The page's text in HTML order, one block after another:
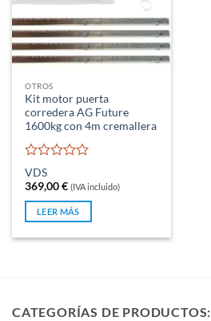
OTROS
Kit motor puerta
corredera AG Future
1600kg con 4m cremallera
Valorado
con
0
de
5
VDS
369,00€ (IVA incluido)
LEER MÁS
CATEGORÍAS DE PRODUCTOS: